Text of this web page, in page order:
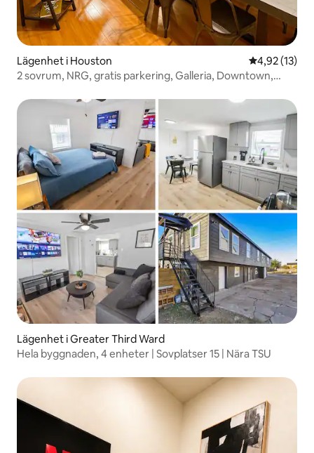
Lägenhet i Houston 4,92 av 5 i
4,92 (13)
2 sovrum, NRG, gratis parkering, Galleria, Downtown,
Lägenhet i Greater Third Ward
Hela byggnaden, 4 enheter | Sovplatser 15 | Nära TSU